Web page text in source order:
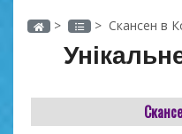
> > Скансен в